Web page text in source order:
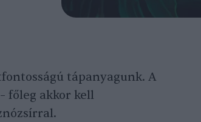
tápanyagunk. A
főleg akkor kell